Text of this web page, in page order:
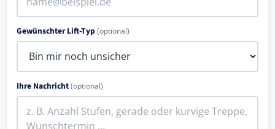
Gewünschter Lift-Typ(optional)
Ihre Nachricht(optional)